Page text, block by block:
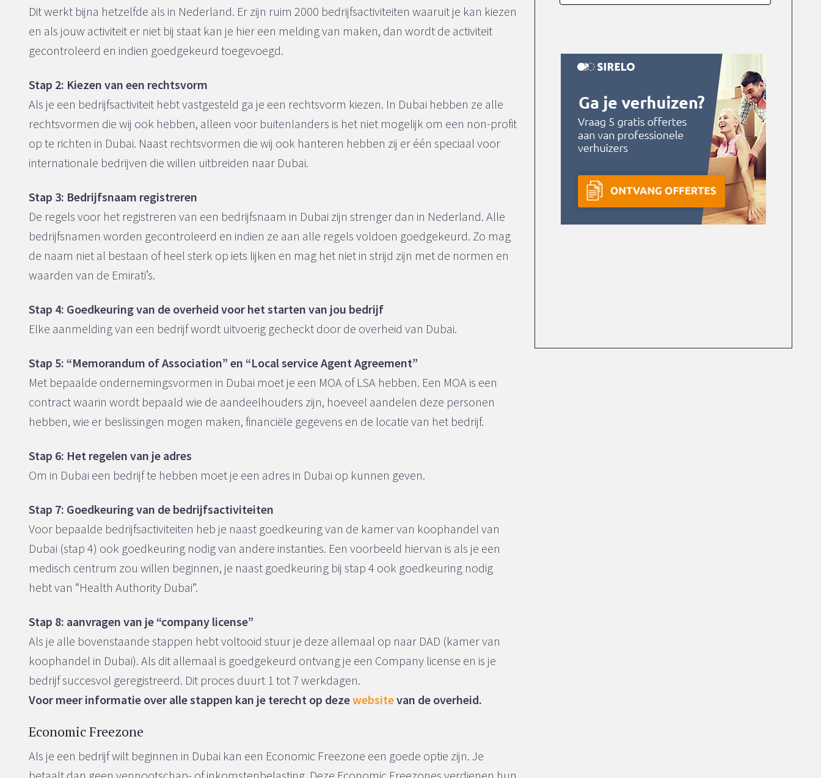
Dit werkt bijna hetzelfde als in Nederland. Er zijn ruim 2000 bedrijfsactiviteiten waaruit je kan kiezen
en als jouw activiteit er niet bij staat kan je hier een melding van maken, dan wordt de activiteit
gecontroleerd en indien goedgekeurd toegevoegd.
Stap 2: Kiezen van een rechtsvorm
Als je een bedrijfsactiviteit hebt vastgesteld ga je een rechtsvorm kiezen. In Dubai hebben ze alle
rechtsvormen die wij ook hebben, alleen voor buitenlanders is het niet mogelijk om een non-profit
op te richten in Dubai. Naast rechtsvormen die wij ook hanteren hebben zij er één speciaal voor
internationale bedrijven die willen uitbreiden naar Dubai.
Stap 3: Bedrijfsnaam registreren
De regels voor het registreren van een bedrijfsnaam in Dubai zijn strenger dan in Nederland. Alle
bedrijfsnamen worden gecontroleerd en indien ze aan alle regels voldoen goedgekeurd. Zo mag
de naam niet al bestaan of heel sterk op iets lijken en mag het niet in strijd zijn met de normen en
waarden van de Emirati’s.
Stap 4: Goedkeuring van de overheid voor het starten van jou bedrijf
Elke aanmelding van een bedrijf wordt uitvoerig gecheckt door de overheid van Dubai.
Stap 5: “Memorandum of Association” en “Local service Agent Agreement”
Met bepaalde ondernemingsvormen in Dubai moet je een MOA of LSA hebben. Een MOA is een
contract waarin wordt bepaald wie de aandeelhouders zijn, hoeveel aandelen deze personen
hebben, wie er beslissingen mogen maken, financiële gegevens en de locatie van het bedrijf.
Stap 6: Het regelen van je adres
Om in Dubai een bedrijf te hebben moet je een adres in Dubai op kunnen geven.
Stap 7: Goedkeuring van de bedrijfsactiviteiten
Voor bepaalde bedrijfsactiviteiten heb je naast goedkeuring van de kamer van koophandel van
Dubai (stap 4) ook goedkeuring nodig van andere instanties. Een voorbeeld hiervan is als je een
medisch centrum zou willen beginnen, je naast goedkeuring bij stap 4 ook goedkeuring nodig
hebt van “Health Authority Dubai”.
Stap 8: aanvragen van je “company license”
Als je alle bovenstaande stappen hebt voltooid stuur je deze allemaal op naar DAD (kamer van
koophandel in Dubai). Als dit allemaal is goedgekeurd ontvang je een Company license en is je
bedrijf succesvol geregistreerd. Dit proces duurt 1 tot 7 werkdagen.
Voor meer informatie over alle stappen kan je terecht op dezewebsitevan de overheid.
Economic Freezone
Als je een bedrijf wilt beginnen in Dubai kan een Economic Freezone een goede optie zijn. Je